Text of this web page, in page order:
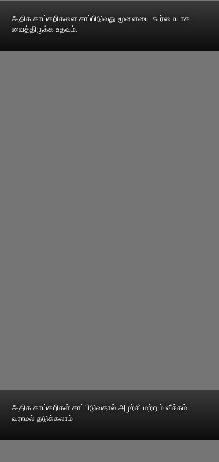
அதிக காய்கறிகளை சாப்பிடுவது மூளையை கூர்மையாக
வைத்திருக்க உதவும்.
அதிக காய்கறிகள் சாப்பிடுவதால் அழற்சி மற்றும் வீக்கம்
வராமல் தடுக்கலாம்